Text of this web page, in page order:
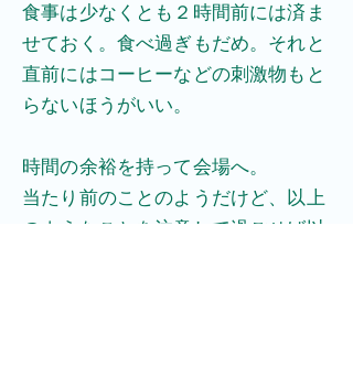
​食事は少なくとも２時間前には済ま
せておく。食べ過ぎもだめ。それと
直前にはコーヒーなどの刺激物もと
らないほうがいい。
​時間の余裕を持って会場へ。
​当たり前のことのようだけど、以上
のようなことを注意して過ごせば以